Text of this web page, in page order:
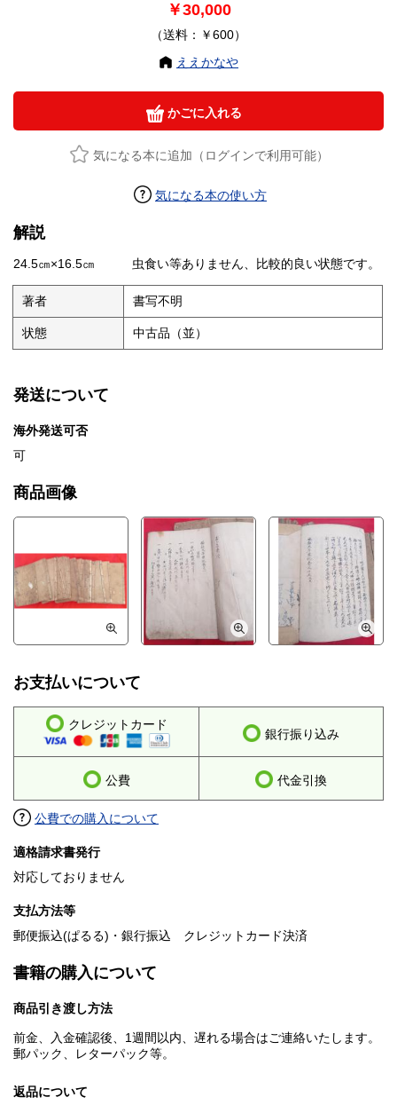
￥30,000
（送料：￥600）
ええかなや
かごに入れる
気になる本に追加（ログインで利用可能）
気になる本の使い方
解説
24.5㎝×16.5㎝ 虫食い等ありません、比較的良い状態です。
著者 書写不明
状態 中古品（並）
発送について
海外発送可否
可
商品画像
お支払いについて
クレジットカード
銀行振り込み
公費 代金引換
公費での購入について
適格請求書発行
対応しておりません
支払方法等
郵便振込(ぱるる)・銀行振込 クレジットカード決済
書籍の購入について
商品引き渡し方法
前金、入金確認後、1週間以内、遅れる場合はご連絡いたします。
郵パック、レターパック等。
返品について